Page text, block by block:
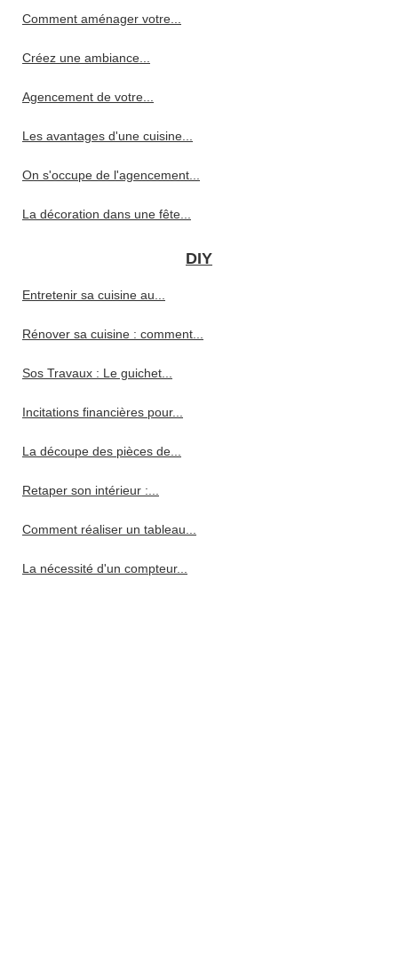
Comment aménager votre...
Créez une ambiance...
Agencement de votre...
Les avantages d'une cuisine...
On s'occupe de l'agencement...
La décoration dans une fête...
DIY
Entretenir sa cuisine au...
Rénover sa cuisine : comment...
Sos Travaux : Le guichet...
Incitations financières pour...
La découpe des pièces de...
Retaper son intérieur :...
Comment réaliser un tableau...
La nécessité d'un compteur...